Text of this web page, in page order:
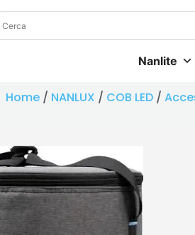
Nanlite
Home/ NANLUX / COB LED/